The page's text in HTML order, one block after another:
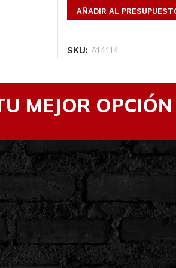
Ver ProductosAÑADIR AL
SKU: A14114
MEJOR OPCIÓN